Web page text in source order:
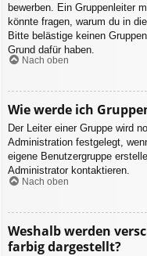
bewerben. Ein Gruppenleiter
könnte fragen, warum du in
Bitte belästige keinen
Grund dafür haben.
Nach oben
Wie werde ich
Der Leiter einer Gruppe wird
Administration festgelegt,
eigene Benutzergruppe
Administrator kontaktieren.
Nach oben
Weshalb werden
farbig dargestellt?